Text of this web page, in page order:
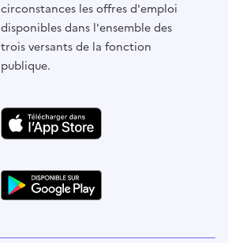
circonstances les offres d'emploi
disponibles dans l'ensemble des
trois versants de la fonction
publique.